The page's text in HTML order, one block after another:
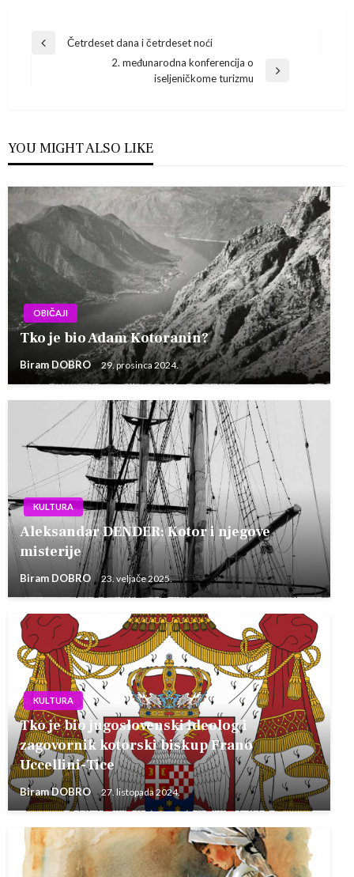
Navigacija
Previous
Četrdeset dana i četrdeset noći
2. međunarodna konferencija o
iseljeničkome turizmu
YOU MIGHT ALSO LIKE
OBIČAJI
Tko je bio Adam Kotoranin?
Biram DOBRO 29. prosinca 2024.
KULTURA
Aleksandar DENDER: Kotor i njegove
misterije
Biram DOBRO 23. veljače 2025.
KULTURA
Tko je bio jugoslovenski ideolog i
zagovornik kotorski biskup Frano
Uccellini-Tice
Biram DOBRO 27. listopada 2024.